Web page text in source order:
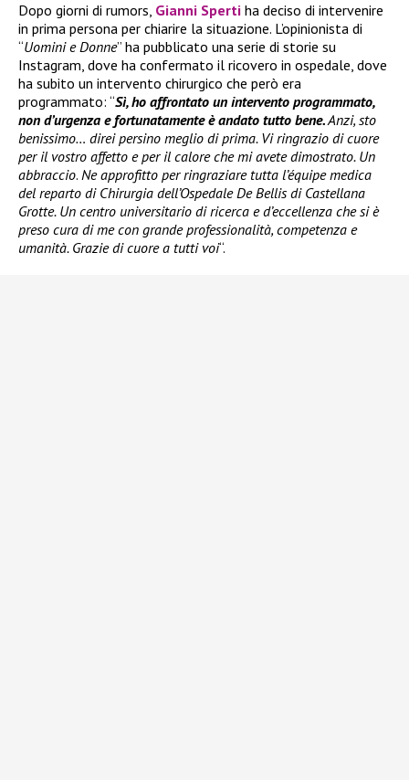
Dopo giorni di rumors, Gianni Sperti ha deciso di intervenire
in prima persona per chiarire la situazione. L’opinionista di
“Uomini e Donne” ha pubblicato una serie di storie su
Instagram, dove ha confermato il ricovero in ospedale, dove
ha subito un intervento chirurgico che però era
programmato: “Sì, ho affrontato un intervento programmato,
non d’urgenza e fortunatamente è andato tutto bene.Anzi, sto
benissimo… direi persino meglio di prima. Vi ringrazio di cuore
per il vostro affetto e per il calore che mi avete dimostrato. Un
abbraccio. Ne approfitto per ringraziare tutta l’équipe medica
del reparto di Chirurgia dell’Ospedale De Bellis di Castellana
Grotte. Un centro universitario di ricerca e d’eccellenza che si è
preso cura di me con grande professionalità, competenza e
umanità. Grazie di cuore a tutti voi“.